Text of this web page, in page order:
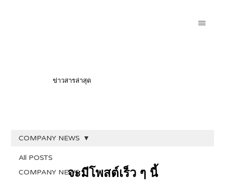
ข่าวสารล่าสุด
All POSTS
COMPANY NEWS
COMPANY NEWS
จะมีโพสต์เร็ว ๆ นี้